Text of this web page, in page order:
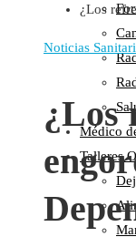
En
Médico
Talleres
¿Los
Noticias
¿Los